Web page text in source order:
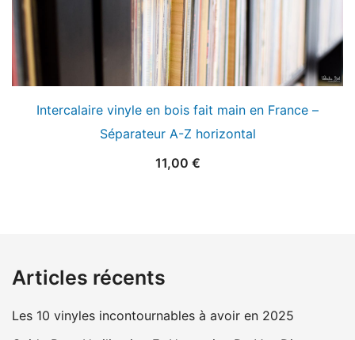
Intercalaire vinyle en bois fait main en France –
Séparateur A-Z horizontal
11,00 €
Articles récents
Les 10 vinyles incontournables à avoir en 2025